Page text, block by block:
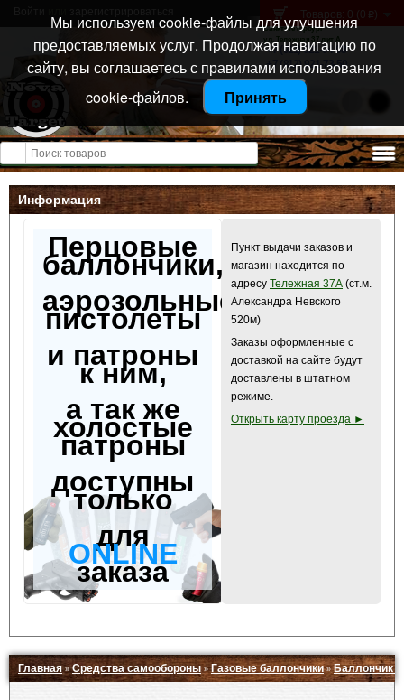
Санкт-Петербург
ул. Тележная 37 лит А
+7 (911) 021-04-08
+7 (812) 921-73-50
Товаров: 0 (0 p )
Открыть меню
Информация
Перцовые
баллончики,
аэрозольные
пистолеты
и патроны
к ним,
а так же
холостые
патроны
доступны
только
для
ONLINE
заказа
Пункт выдачи заказов и
магазин находится по
адресу Тележная 37А (ст.м.
Александра Невского
520м)
Заказы оформленные с
доставкой на сайте будут
доставлены в штатном
режиме.
Открыть карту проезда ►
Главная»Средства самообороны »Газовые баллончики»Баллончик
Мы используем cookie-файлы для улучшения
предоставляемых услуг. Продолжая навигацию по
сайту, вы соглашаетесь с правилами использования
cookie-файлов.
Принять